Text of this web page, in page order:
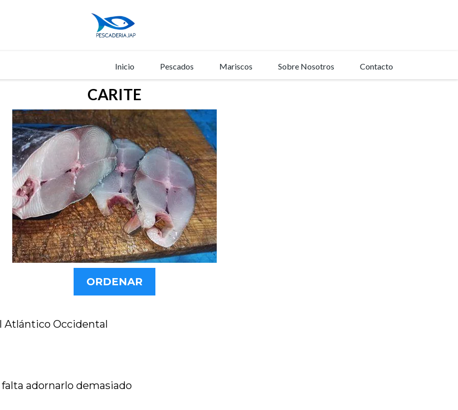
Inicio Pescados Mariscos Sobre Nosotros Contacto
CARITE
ORDENAR
Atlántico Occidental
adornarlo demasiado